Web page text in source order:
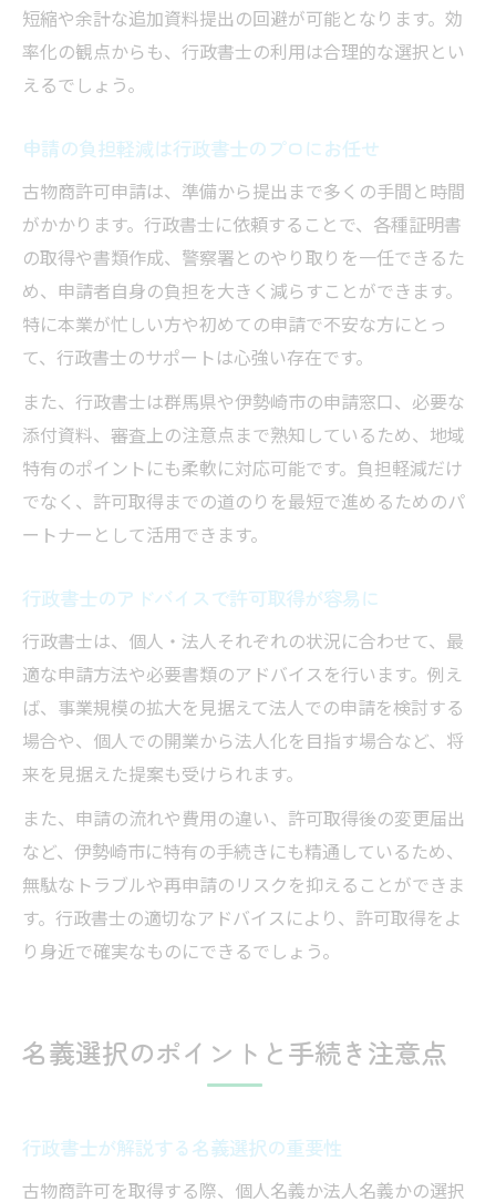
短縮や余計な追加資料提出の回避が可能となります。効
率化の観点からも、行政書士の利用は合理的な選択とい
えるでしょう。
申請の負担軽減は行政書士のプロにお任せ
古物商許可申請は、準備から提出まで多くの手間と時間
がかかります。行政書士に依頼することで、各種証明書
の取得や書類作成、警察署とのやり取りを一任できるた
め、申請者自身の負担を大きく減らすことができます。
特に本業が忙しい方や初めての申請で不安な方にとっ
て、行政書士のサポートは心強い存在です。
また、行政書士は群馬県や伊勢崎市の申請窓口、必要な
添付資料、審査上の注意点まで熟知しているため、地域
特有のポイントにも柔軟に対応可能です。負担軽減だけ
でなく、許可取得までの道のりを最短で進めるためのパ
ートナーとして活用できます。
行政書士のアドバイスで許可取得が容易に
行政書士は、個人・法人それぞれの状況に合わせて、最
適な申請方法や必要書類のアドバイスを行います。例え
ば、事業規模の拡大を見据えて法人での申請を検討する
場合や、個人での開業から法人化を目指す場合など、将
来を見据えた提案も受けられます。
また、申請の流れや費用の違い、許可取得後の変更届出
など、伊勢崎市に特有の手続きにも精通しているため、
無駄なトラブルや再申請のリスクを抑えることができま
す。行政書士の適切なアドバイスにより、許可取得をよ
り身近で確実なものにできるでしょう。
名義選択のポイントと手続き注意点
行政書士が解説する名義選択の重要性
古物商許可を取得する際、個人名義か法人名義かの選択